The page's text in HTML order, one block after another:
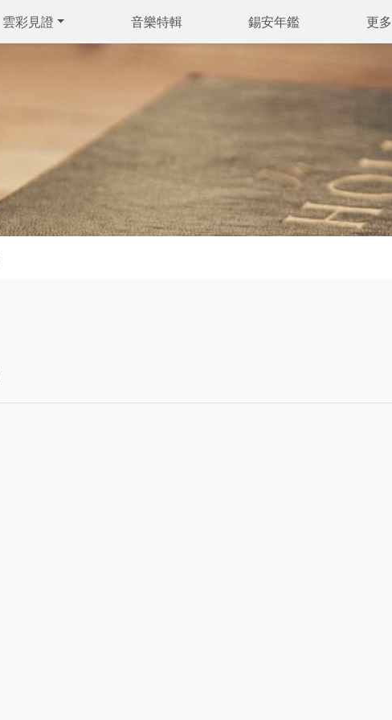
雲彩見證 音樂特輯 錫安年鑑 更多